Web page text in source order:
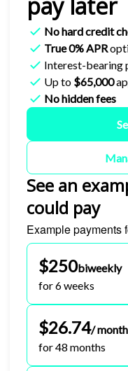
No hard credit
True 0% APR
Interest-bearing
Up to $65,000
No hidden fees
See an
could pay
Example payments
Payment options loaded
$250biweekly
for 6 weeks
$26.74/ month
for 48 months